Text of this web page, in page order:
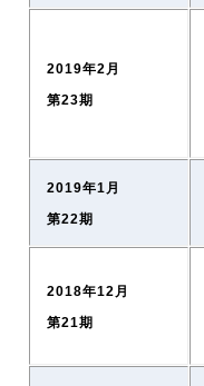
2019年2月
第23期
2019年1月
第22期
2018年12月
第21期